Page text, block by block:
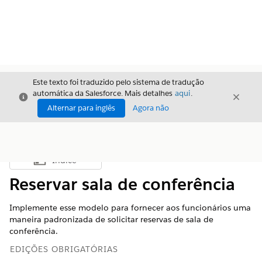
Fechar
Este texto foi traduzido pelo sistema de tradução
automática da Salesforce. Mais detalhes aqui.
Alternar para inglês
Agora não
Fechar
Mostrar índice
Índice
Reservar sala de conferência
Implemente esse modelo para fornecer aos funcionários uma
maneira padronizada de solicitar reservas de sala de
conferência.
EDIÇÕES OBRIGATÓRIAS